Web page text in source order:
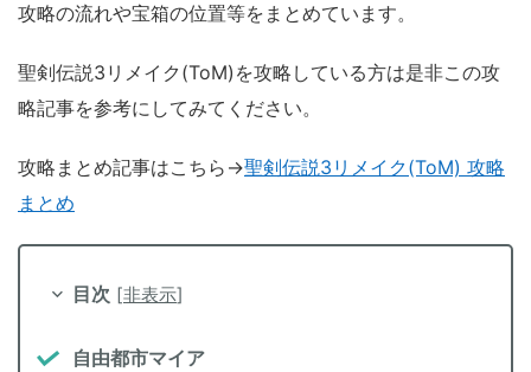
攻略の流れや宝箱の位置等をまとめています。
聖剣伝説3リメイク(ToM)を攻略している方は是非この攻
略記事を参考にしてみてください。
攻略まとめ記事はこちら→聖剣伝説3リメイク(ToM) 攻略
まとめ
目次 [非表示]
自由都市マイア